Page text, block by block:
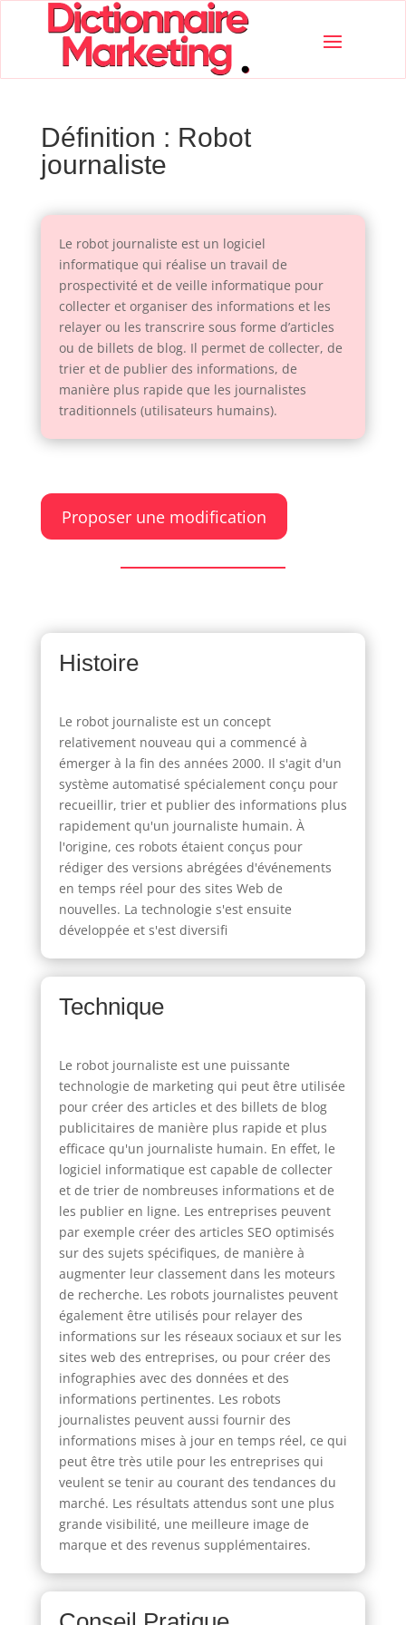
Définition : Robot
journaliste
Le robot journaliste est un logiciel
informatique qui réalise un travail de
prospectivité et de veille informatique pour
collecter et organiser des informations et les
relayer ou les transcrire sous forme d’articles
ou de billets de blog. Il permet de collecter, de
trier et de publier des informations, de
manière plus rapide que les journalistes
traditionnels (utilisateurs humains).
Proposer une modification
Histoire
Le robot journaliste est un concept
relativement nouveau qui a commencé à
émerger à la fin des années 2000. Il s'agit d'un
système automatisé spécialement conçu pour
recueillir, trier et publier des informations plus
rapidement qu'un journaliste humain. À
l'origine, ces robots étaient conçus pour
rédiger des versions abrégées d'événements
en temps réel pour des sites Web de
nouvelles. La technologie s'est ensuite
développée et s'est diversifi
Technique
Le robot journaliste est une puissante
technologie de marketing qui peut être utilisée
pour créer des articles et des billets de blog
publicitaires de manière plus rapide et plus
efficace qu'un journaliste humain. En effet, le
logiciel informatique est capable de collecter
et de trier de nombreuses informations et de
les publier en ligne. Les entreprises peuvent
par exemple créer des articles SEO optimisés
sur des sujets spécifiques, de manière à
augmenter leur classement dans les moteurs
de recherche. Les robots journalistes peuvent
également être utilisés pour relayer des
informations sur les réseaux sociaux et sur les
sites web des entreprises, ou pour créer des
infographies avec des données et des
informations pertinentes. Les robots
journalistes peuvent aussi fournir des
informations mises à jour en temps réel, ce qui
peut être très utile pour les entreprises qui
veulent se tenir au courant des tendances du
marché. Les résultats attendus sont une plus
grande visibilité, une meilleure image de
marque et des revenus supplémentaires.